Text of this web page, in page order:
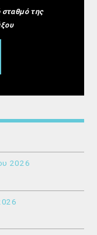
σταθμό της
2026